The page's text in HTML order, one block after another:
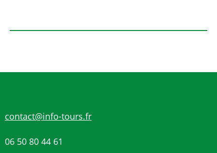
contact@info-tours.fr
06 50 80 44 61